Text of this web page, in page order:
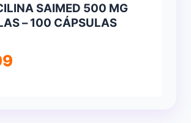
SAIMED 500 MG
– 100 CÁPSULAS